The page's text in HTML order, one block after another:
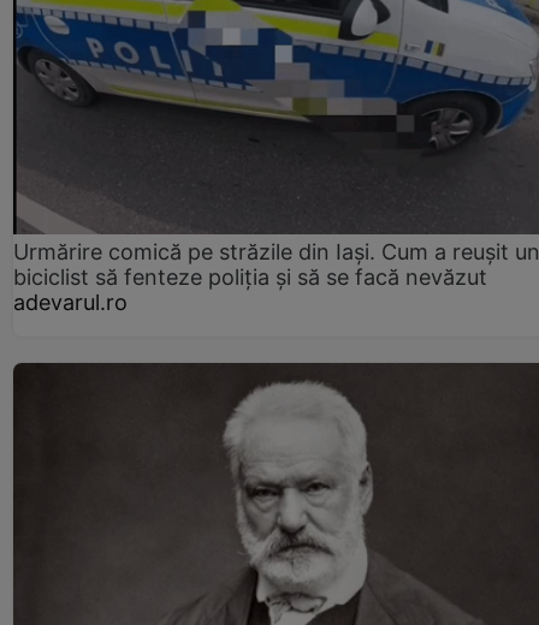
Urmărire comică pe străzile din Iași. Cum a reușit un
biciclist să fenteze poliția și să se facă nevăzut
adevarul.ro